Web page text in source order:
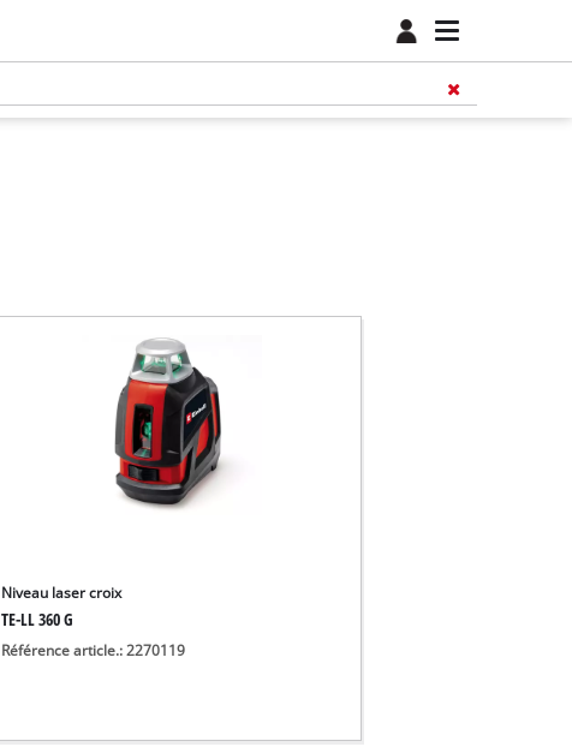
Niveau laser croix
TE-LL 360 G
Référence article.: 2270119